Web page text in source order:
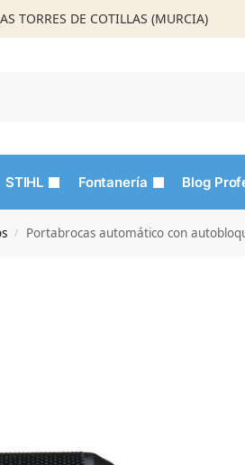
TORRES DE COTILLAS (MURCIA)
STIHL Fontanería Blog
/ Portabrocas automático con